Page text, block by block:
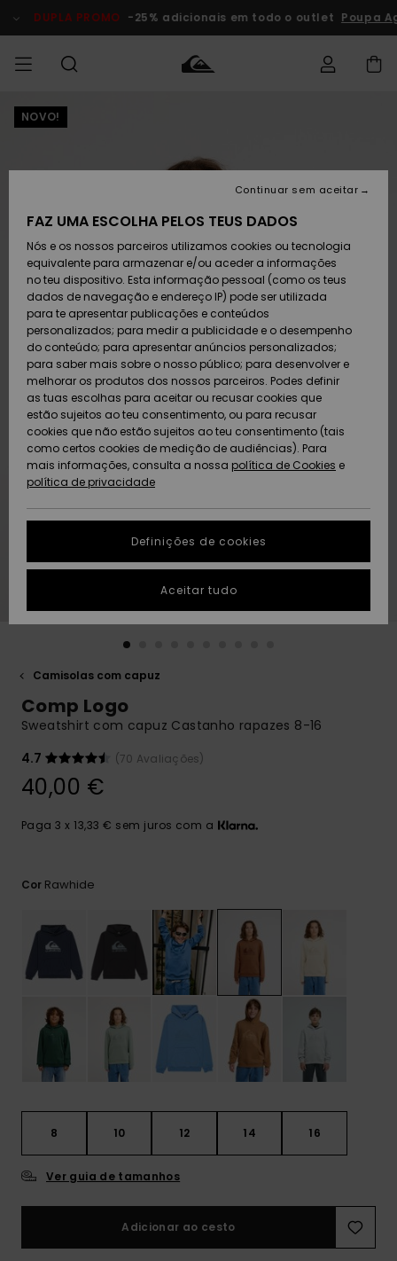
do
DUPLA PROMO -25% adicionais em todo o outlet Poupa
HOMEM
Calçado e
chinelos
Surfe/água
Snow
Artigos
recém-
chegados
Coleções
MENINO
Calçado e
chinelos
Surfe/água
Neve
Artigos
recém-
chegados
Highlights
MULHER
chegados
Highlights
Snow
SURF
Crianças
Highlights
Community
SNOW
Homem
Artigos
Criança
Snow Shop
Feminino
Highlights
Community
DUPLA
PROMO
Criança
Outlet
Mulher
AJUDA
Devoluções
Pagamento
Cartão
presente
Quiksilver
Freedom
Protecção de
dados
Guia de
tamanhos
conversa para
obteres a
resposta mais
respostas
para as
frequentes e o
nosso
as FAQ
SUSTAINABILITY
PRESENTE
DESEJO
NOVO!
Camisolas com capuz
Comp Logo
Sweatshirt com capuz Castanho rapazes 8-16
4.7
(70 Avaliações)
40,00 €
Paga 3 x 13,33 € sem juros com a
Cor Rawhide
8 10 12 14 16
Ver guia de tamanhos
Adicionar ao cesto
FAZ UMA ESCOLHA PELOS TEUS DADOS
Nós e os nossos parceiros utilizamos cookies ou tecnologia
equivalente para armazenar e/ou aceder a informações
no teu dispositivo. Esta informação pessoal (como os teus
dados de navegação e endereço IP) pode ser utilizada
para te apresentar publicações e conteúdos
personalizados; para medir a publicidade e o desempenho
do conteúdo; para apresentar anúncios personalizados;
para saber mais sobre o nosso público; para desenvolver e
melhorar os produtos dos nossos parceiros. Podes definir
as tuas escolhas para aceitar ou recusar cookies que
estão sujeitos ao teu consentimento, ou para recusar
cookies que não estão sujeitos ao teu consentimento (tais
como certos cookies de medição de audiências). Para
mais informações, consulta a nossa política de Cookies e
política de privacidade
Definições de cookies
Continuar sem aceitar
Aceitar tudo